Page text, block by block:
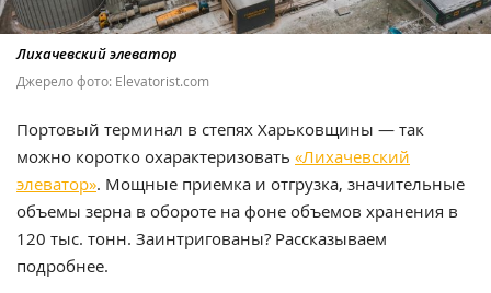
Лихачевский элеватор
Джерело фото: Elevatorist.com
Портовый терминал в степях Харьковщины — так
можно коротко охарактеризовать «Лихачевский
элеватор». Мощные приемка и отгрузка, значительные
объемы зерна в обороте на фоне объемов хранения в
120 тыс. тонн. Заинтригованы? Рассказываем
подробнее.